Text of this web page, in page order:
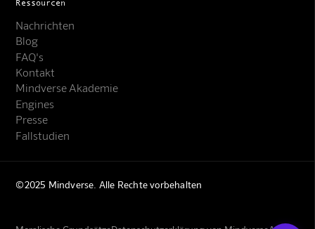
Online · KI-Assistent
Mindverse
Ressourcen
Nachrichten
Blog
FAQ's
Kontakt
Mindverse Akademie
Engines
Presse
Fallstudien
©2025 Mindverse. Alle Rechte vorbehalten